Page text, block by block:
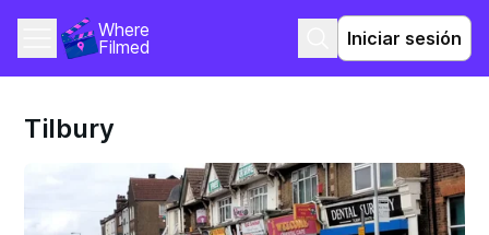
Where
Filmed
Iniciar sesión
Tilbury